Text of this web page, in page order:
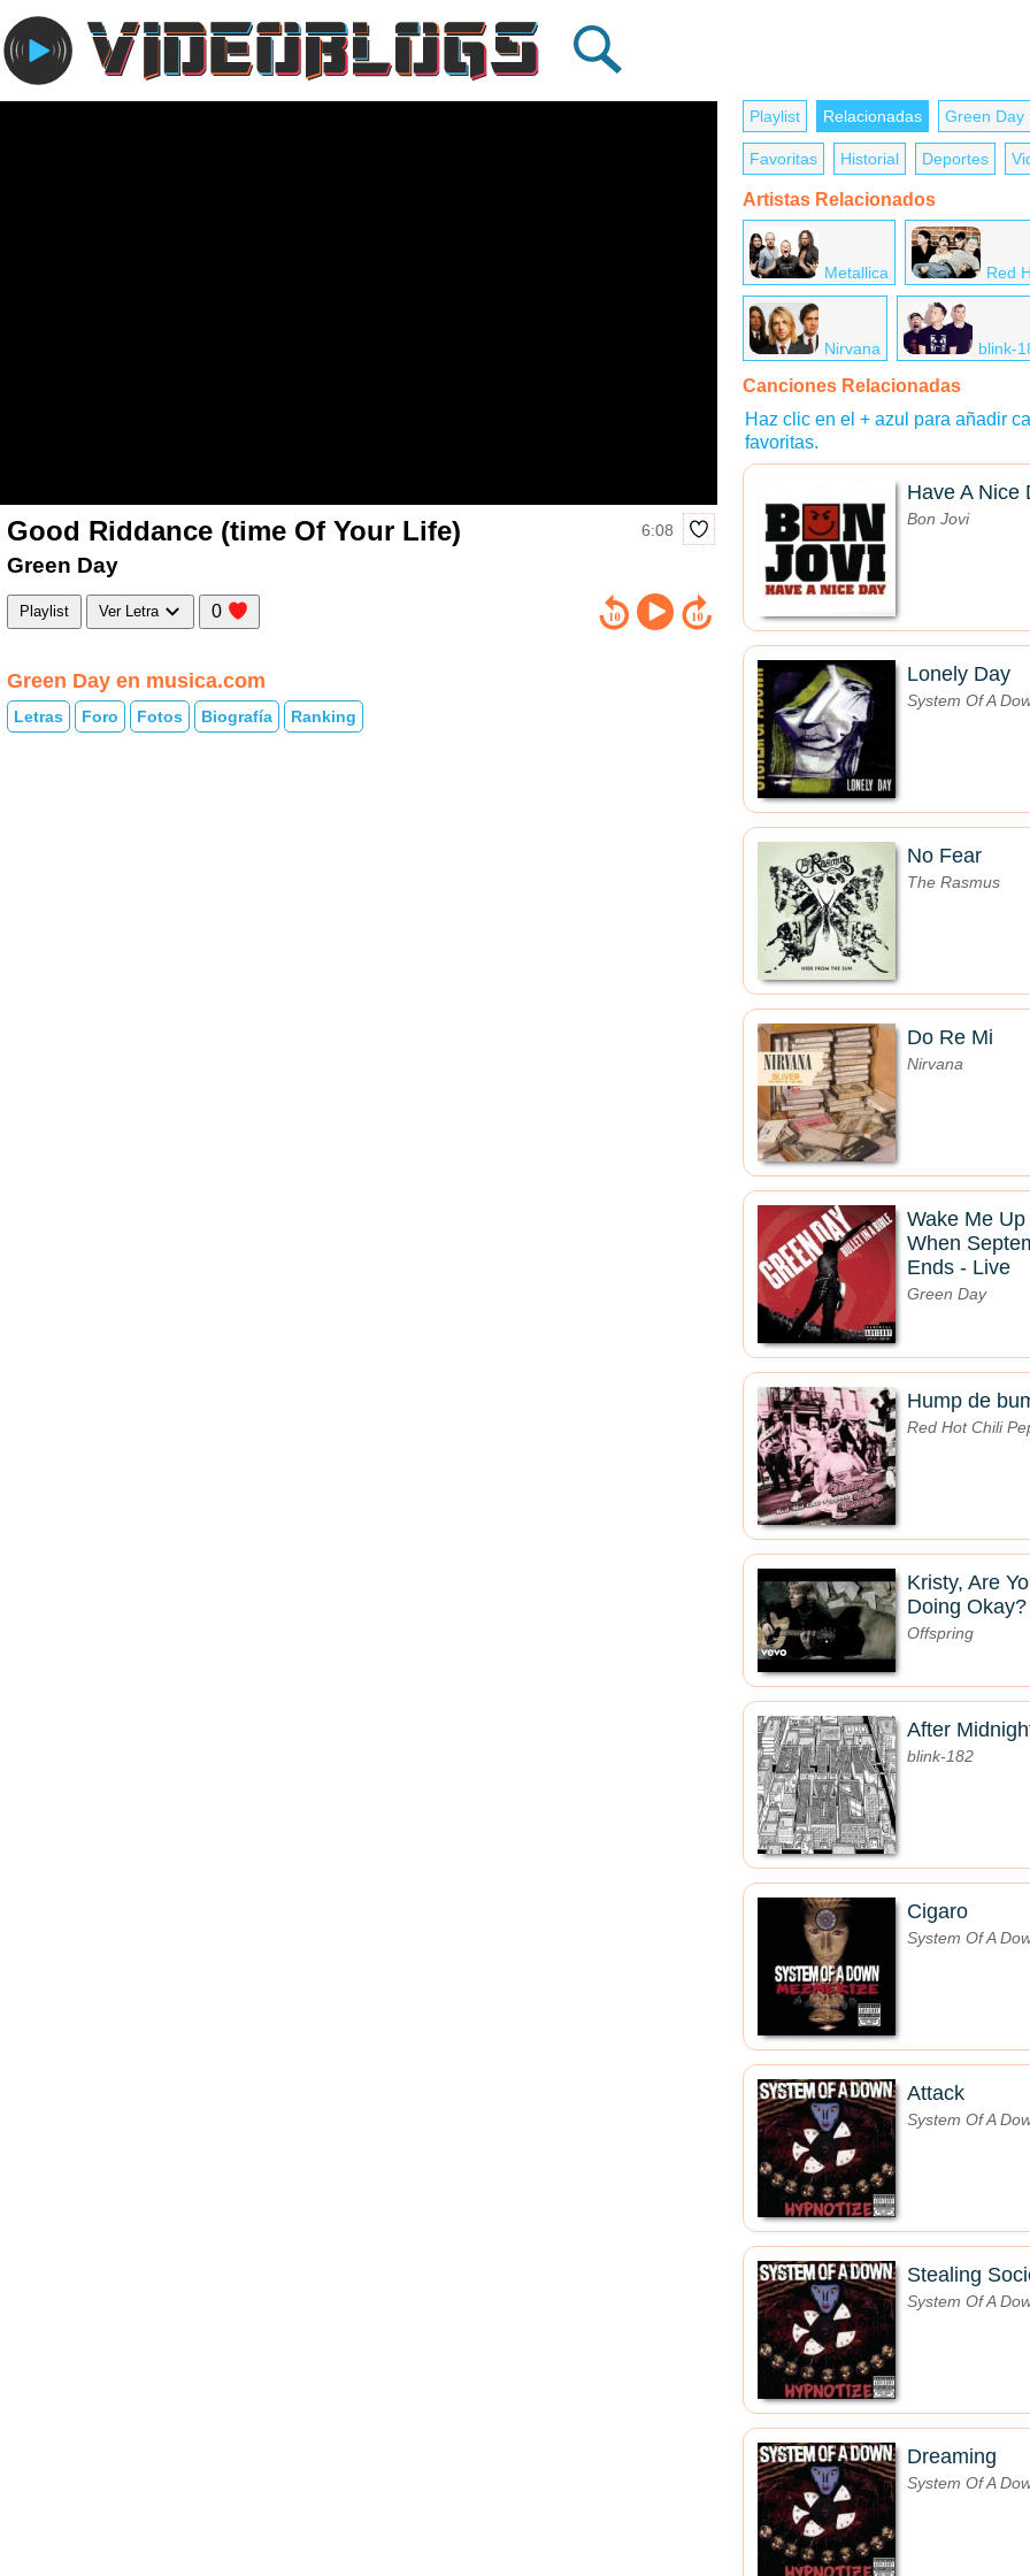
Good Riddance (time Of Your Life) 6:08
Green Day
Playlist Ver Letra 0
Green Day en musica.com
Letras Foro Fotos Biografía Ranking
Playlist Relacionadas Green Day
Favoritas Historial Deportes
Artistas Relacionados
Metallica Red
Nirvana blink-
Canciones Relacionadas
Haz clic en el + azul para añadir
favoritas.
Have A Nice
Bon Jovi
Lonely Day
System Of A
No Fear
The Rasmus
Do Re Mi
Nirvana
Wake Me Up
When
Ends - Live
Green Day
Hump de
Red Hot Chili
Kristy, Are
Doing Okay?
Offspring
After
blink-182
Cigaro
System Of A
Attack
System Of A
Stealing
System Of A
Dreaming
System Of A